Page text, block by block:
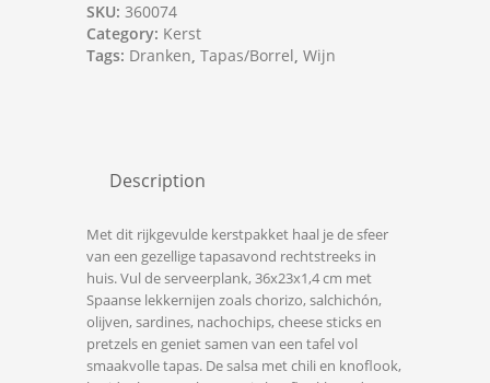
SKU: 360074
Category: Kerst
Tags: Dranken, Tapas/Borrel, Wijn
Description
Met dit rijkgevulde kerstpakket haal je de sfeer
van een gezellige tapasavond rechtstreeks in
huis. Vul de serveerplank, 36x23x1,4 cm met
Spaanse lekkernijen zoals chorizo, salchichón,
olijven, sardines, nachochips, cheese sticks en
pretzels en geniet samen van een tafel vol
smaakvolle tapas. De salsa met chili en knoflook,